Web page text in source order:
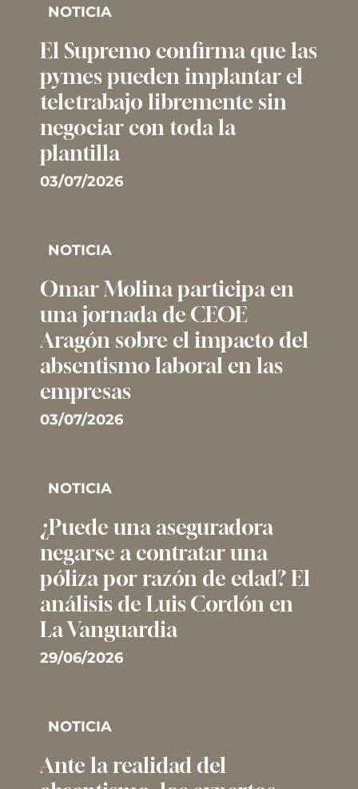
NOTICIA
El Supremo confirma que las
pymes pueden implantar el
teletrabajo libremente sin
negociar con toda la
plantilla
03/07/2026
NOTICIA
Omar Molina participa en
una jornada de CEOE
Aragón sobre el impacto del
absentismo laboral en las
empresas
03/07/2026
NOTICIA
¿Puede una aseguradora
negarse a contratar una
póliza por razón de edad? El
análisis de Luis Cordón en
La Vanguardia
29/06/2026
NOTICIA
Ante la realidad del